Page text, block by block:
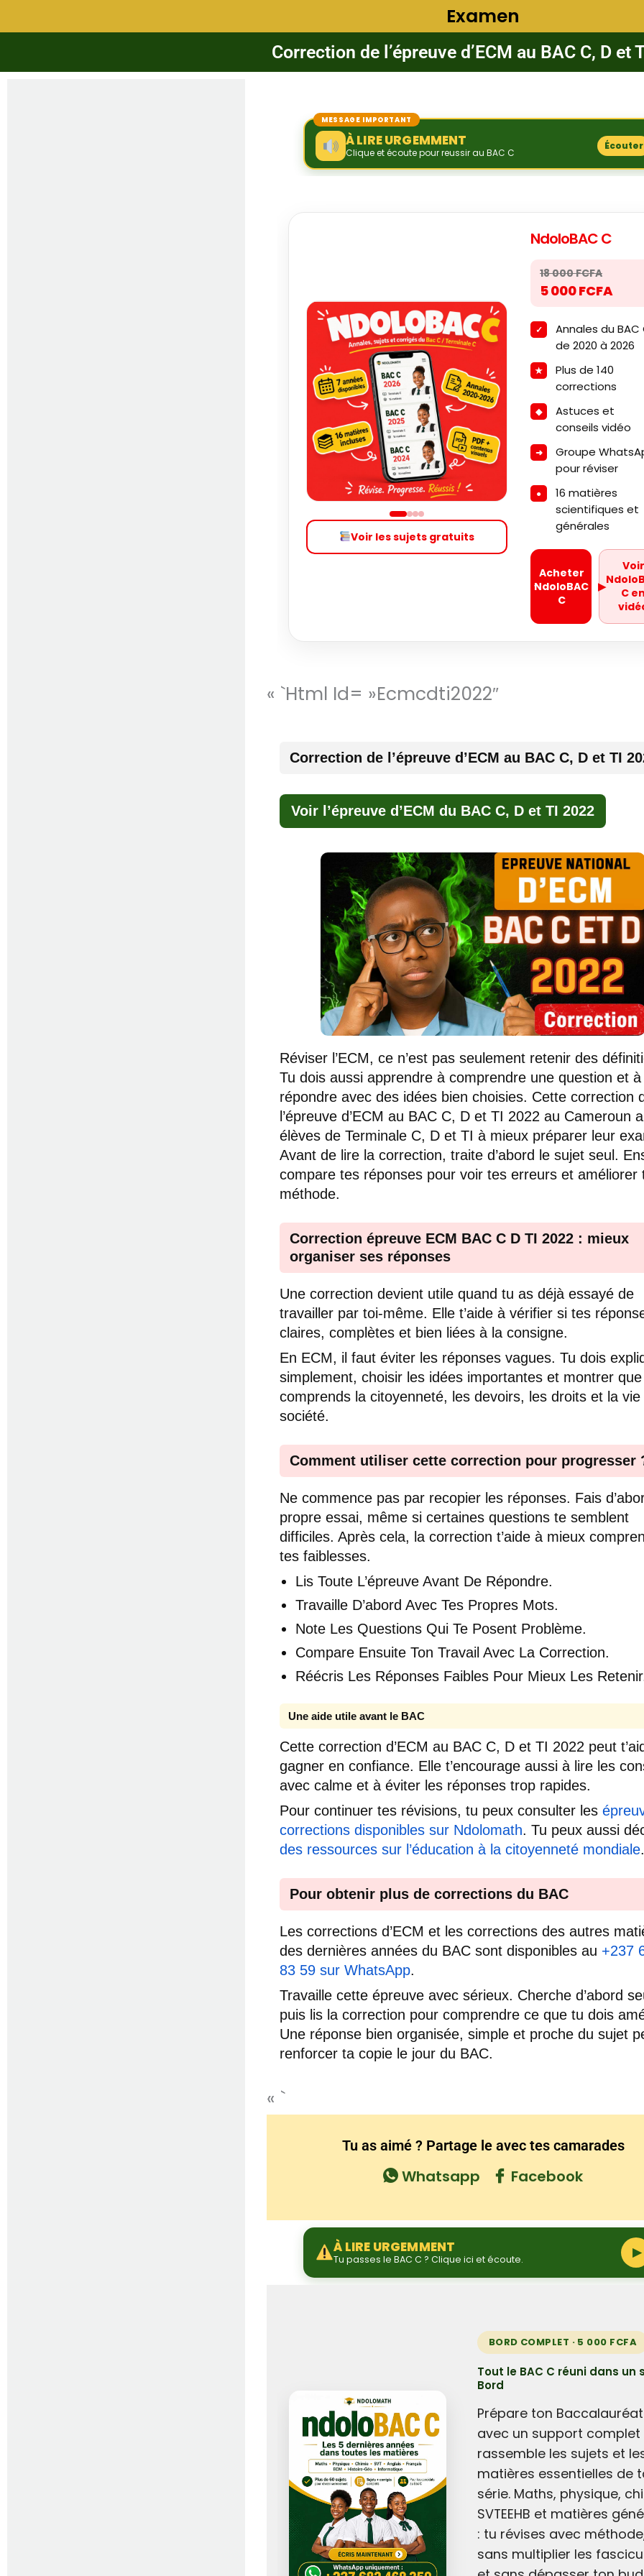
Examen
Correction de l’épreuve d’ECM au BAC C, D et
MESSAGE IMPORTANT
À LIRE URGEMMENT
Clique et écoute pour reussir au BAC C
Écouter
Voir les sujets gratuits
NdoloBAC C
18 000 FCFA
5 000 FCFA
Annales du BAC
de 2020 à 2026
Plus de 140
corrections
Astuces et
conseils vidéo
Groupe
pour réviser
16 matières
scientifiques et
générales
Acheter
NdoloBAC
C
▶
Voir
C
« `html Id= »ecmcdti2022″
Correction de l’épreuve d’ECM au BAC C, D et TI
Voir l’épreuve d’ECM du BAC C, D et TI 2022
Réviser l’ECM, ce n’est pas seulement retenir des
Tu dois aussi apprendre à comprendre une question et à
répondre avec des idées bien choisies. Cette correction
l’épreuve d’ECM au BAC C, D et TI 2022 au Cameroun
élèves de Terminale C, D et TI à mieux préparer leur
Avant de lire la correction, traite d’abord le sujet seul.
compare tes réponses pour voir tes erreurs et améliorer
méthode.
Correction épreuve ECM BAC C D TI 2022 : mieux
organiser ses réponses
Une correction devient utile quand tu as déjà essayé de
travailler par toi-même. Elle t’aide à vérifier si tes
claires, complètes et bien liées à la consigne.
En ECM, il faut éviter les réponses vagues. Tu dois
simplement, choisir les idées importantes et montrer
comprends la citoyenneté, les devoirs, les droits et la vie
société.
Comment utiliser cette correction pour progresser
Ne commence pas par recopier les réponses. Fais
propre essai, même si certaines questions te semblent
difficiles. Après cela, la correction t’aide à mieux
tes faiblesses.
Lis Toute L’épreuve Avant De Répondre.
Travaille D’abord Avec Tes Propres Mots.
Note Les Questions Qui Te Posent Problème.
Compare Ensuite Ton Travail Avec La Correction.
Réécris Les Réponses Faibles Pour Mieux Les
Une aide utile avant le BAC
Cette correction d’ECM au BAC C, D et TI 2022 peut
gagner en confiance. Elle t’encourage aussi à lire les
avec calme et à éviter les réponses trop rapides.
Pour continuer tes révisions, tu peux consulter les
corrections disponibles sur Ndolomath. Tu peux aussi
des ressources sur l’éducation à la citoyenneté mondiale.
Pour obtenir plus de corrections du BAC
Les corrections d’ECM et les corrections des autres
des dernières années du BAC sont disponibles au +237
83 59 sur WhatsApp.
Travaille cette épreuve avec sérieux. Cherche d’abord
puis lis la correction pour comprendre ce que tu dois
Une réponse bien organisée, simple et proche du sujet
renforcer ta copie le jour du BAC.
« `
Tu as aimé ? Partage le avec tes camarades
Whatsapp Facebook
À LIRE URGEMMENT
Tu passes le BAC C ? Clique ici et écoute. ▶
BORD COMPLET · 5 000 FCFA
Tout le BAC C réuni dans un
Bord
Prépare ton
avec un support complet
rassemble les sujets et
matières essentielles de
série. Maths, physique,
SVTEEHB et matières
: tu révises avec
sans multiplier les